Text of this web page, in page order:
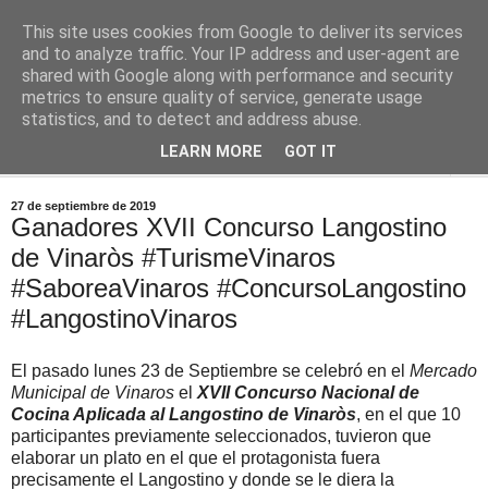
Comoju
La Cocina del Día a Día y el día a día de la Gastronomía
27 de septiembre de 2019
Ganadores XVII Concurso Langostino
de Vinaròs #TurismeVinaros
#SaboreaVinaros #ConcursoLangostino
#LangostinoVinaros
El pasado lunes 23 de Septiembre se celebró en el Mercado
Municipal de Vinaros el XVII Concurso Nacional de
Cocina Aplicada al Langostino de Vinaròs, en el que 10
participantes previamente seleccionados, tuvieron que
elaborar un plato en el que el protagonista fuera
precisamente el Langostino y donde se le diera la
This site uses cookies from Google to deliver its services
and to analyze traffic. Your IP address and user-agent are
shared with Google along with performance and security
metrics to ensure quality of service, generate usage
statistics, and to detect and address abuse.
LEARN MORE GOT IT